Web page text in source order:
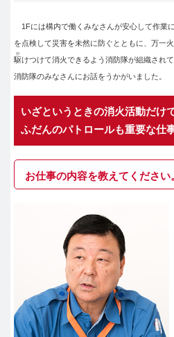
1Fには構内で働くみなさんが安心して作業
を点検して災害を未然に防ぐとともに、万一
駆
か
けつけて消火できるよう消防隊が組織され
消防隊のみなさんにお話をうかがいました。
いざというときの消火活動だけ
ふだんのパトロールも重要な仕
お仕事の内容を教えてください